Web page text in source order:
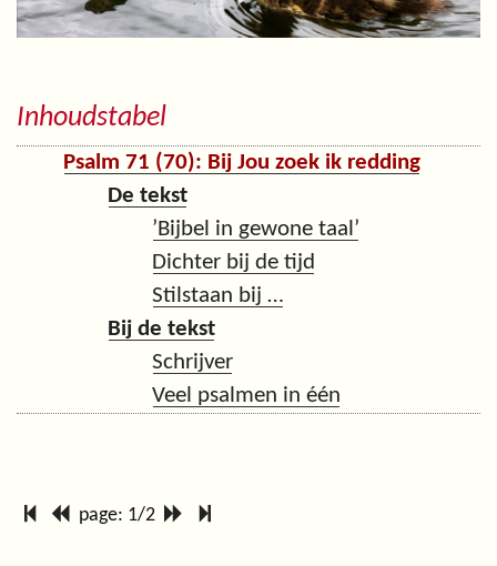
Inhoudstabel
Psalm 71 (70): Bij Jou zoek ik redding
De tekst
’Bijbel in gewone taal’
Dichter bij de tijd
Stilstaan bij …
Bij de tekst
Schrijver
Veel psalmen in één
page: 1/2